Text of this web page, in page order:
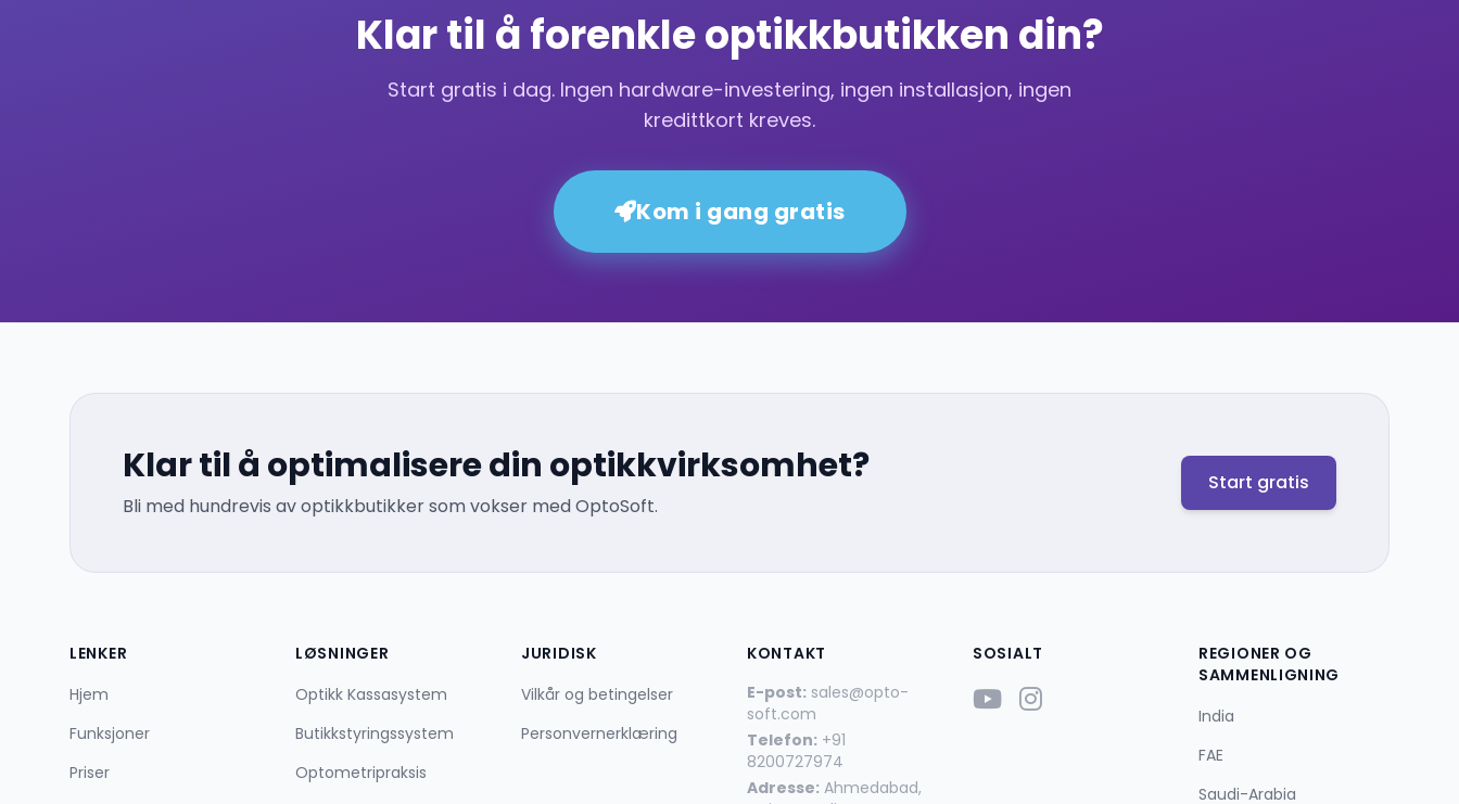
Klar til å forenkle optikkbutikken din?
Start gratis i dag. Ingen hardware-investering, ingen installasjon, ingen
kredittkort kreves.
Kom i gang gratis
Klar til å optimalisere din optikkvirksomhet?
Bli med hundrevis av optikkbutikker som vokser med OptoSoft.
Start gratis
LENKER
Hjem
Funksjoner
Priser
LØSNINGER
Optikk Kassasystem
Butikkstyringssystem
Optometripraksis
JURIDISK
Vilkår og betingelser
Personvernerklæring
KONTAKT
E-post: sales@opto-
soft.com
Telefon: +91
8200727974
Adresse: Ahmedabad,
SOSIALT
REGIONER OG
SAMMENLIGNING
India
FAE
Saudi-Arabia